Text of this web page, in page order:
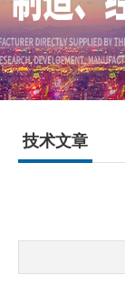
技术文章